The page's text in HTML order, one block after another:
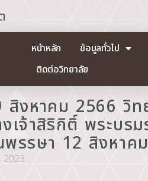
หน้าหลัก ข้อมูลทั่วไป
ติดต่อวิทยาลัย
สิงหาคม 2566 วิท
เจ้าสิริกิติ์ พระบร
พรรษา 12 สิงหา
2023